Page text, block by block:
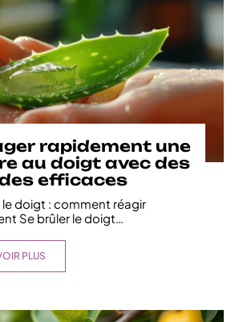
rapidement une
au doigt avec des
efficaces
le doigt : comment réagir
Se brûler le doigt…
PLUS